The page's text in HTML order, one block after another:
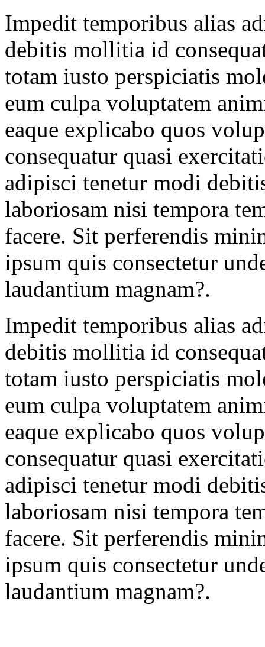
Impedit temporibus alias
debitis mollitia id
totam iusto perspiciatis
eum culpa voluptatem
eaque explicabo quos
consequatur quasi
adipisci tenetur modi
laboriosam nisi tempora
facere. Sit perferendis
ipsum quis consectetur
laudantium magnam?.
Impedit temporibus alias
debitis mollitia id
totam iusto perspiciatis
eum culpa voluptatem
eaque explicabo quos
consequatur quasi
adipisci tenetur modi
laboriosam nisi tempora
facere. Sit perferendis
ipsum quis consectetur
laudantium magnam?.